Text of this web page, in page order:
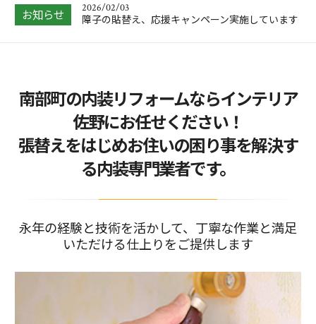
お知らせ 2026/02/03
障子の貼替え、応援キャンペーン実施しています
抜け落ちそうでしたキッチンの床を、リーズナブ
ルにリフォーム…
2026/01/04
大掃除をしてわかった、浴室の窓にはフッ素コー
トのブラインド…
2026/05/09
南部町の内装リフォームならインテリア
佐野にお任せください！
張替えをはじめお住いの困り事を解決す
る内装専門業者です。
永年の経験と技術を活かして、丁寧な作業と満足
いただける仕上りをご提供します